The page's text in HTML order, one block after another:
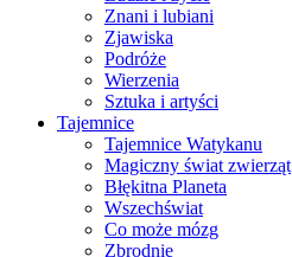
Znani i lubiani
Zjawiska
Podróże
Wierzenia
Sztuka i artyści
Tajemnice
Tajemnice Watykanu
Magiczny świat zwierząt
Błękitna Planeta
Wszechświat
Co może mózg
Zbrodnie